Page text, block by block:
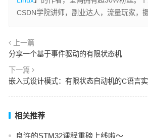
CSDN学院讲师，副业达人，流量玩家，
上一篇
分享一个基于事件驱动的有限状态机
下一篇
嵌入式设计模式：有限状态自动机的C语言
相关推荐
良许的STM32课程重磅上线啦～